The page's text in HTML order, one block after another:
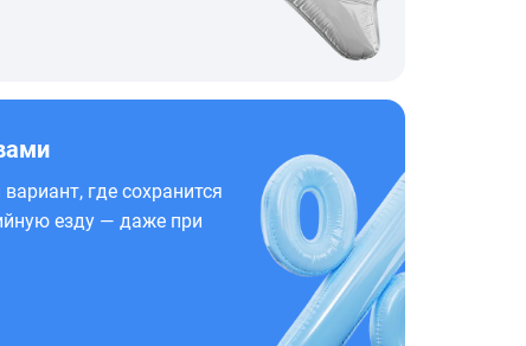
где сохранится
езду — даже при